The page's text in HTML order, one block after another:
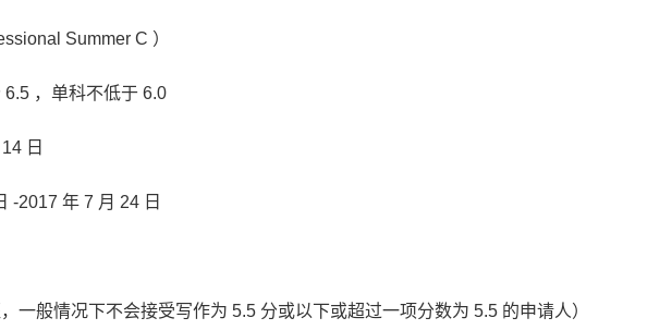
Summer C ）
，单科不低于 6.0
日
-2017 年 7 月 24 日
一般情况下不会接受写作为 5.5 分或以下或超过一项分数为 5.5 的申请人）